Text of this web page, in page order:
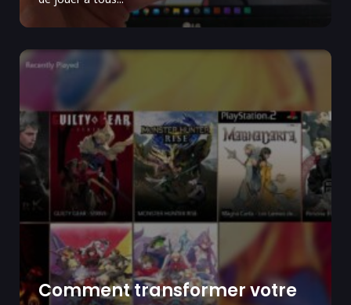
Comment transformer votre